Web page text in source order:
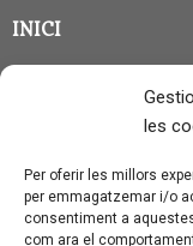
les
Per oferir les millors
per emmagatzemar i/o
consentiment a
com ara el
INICI
CLASSE EN GRUP
QUI SOC?
CONTACTE